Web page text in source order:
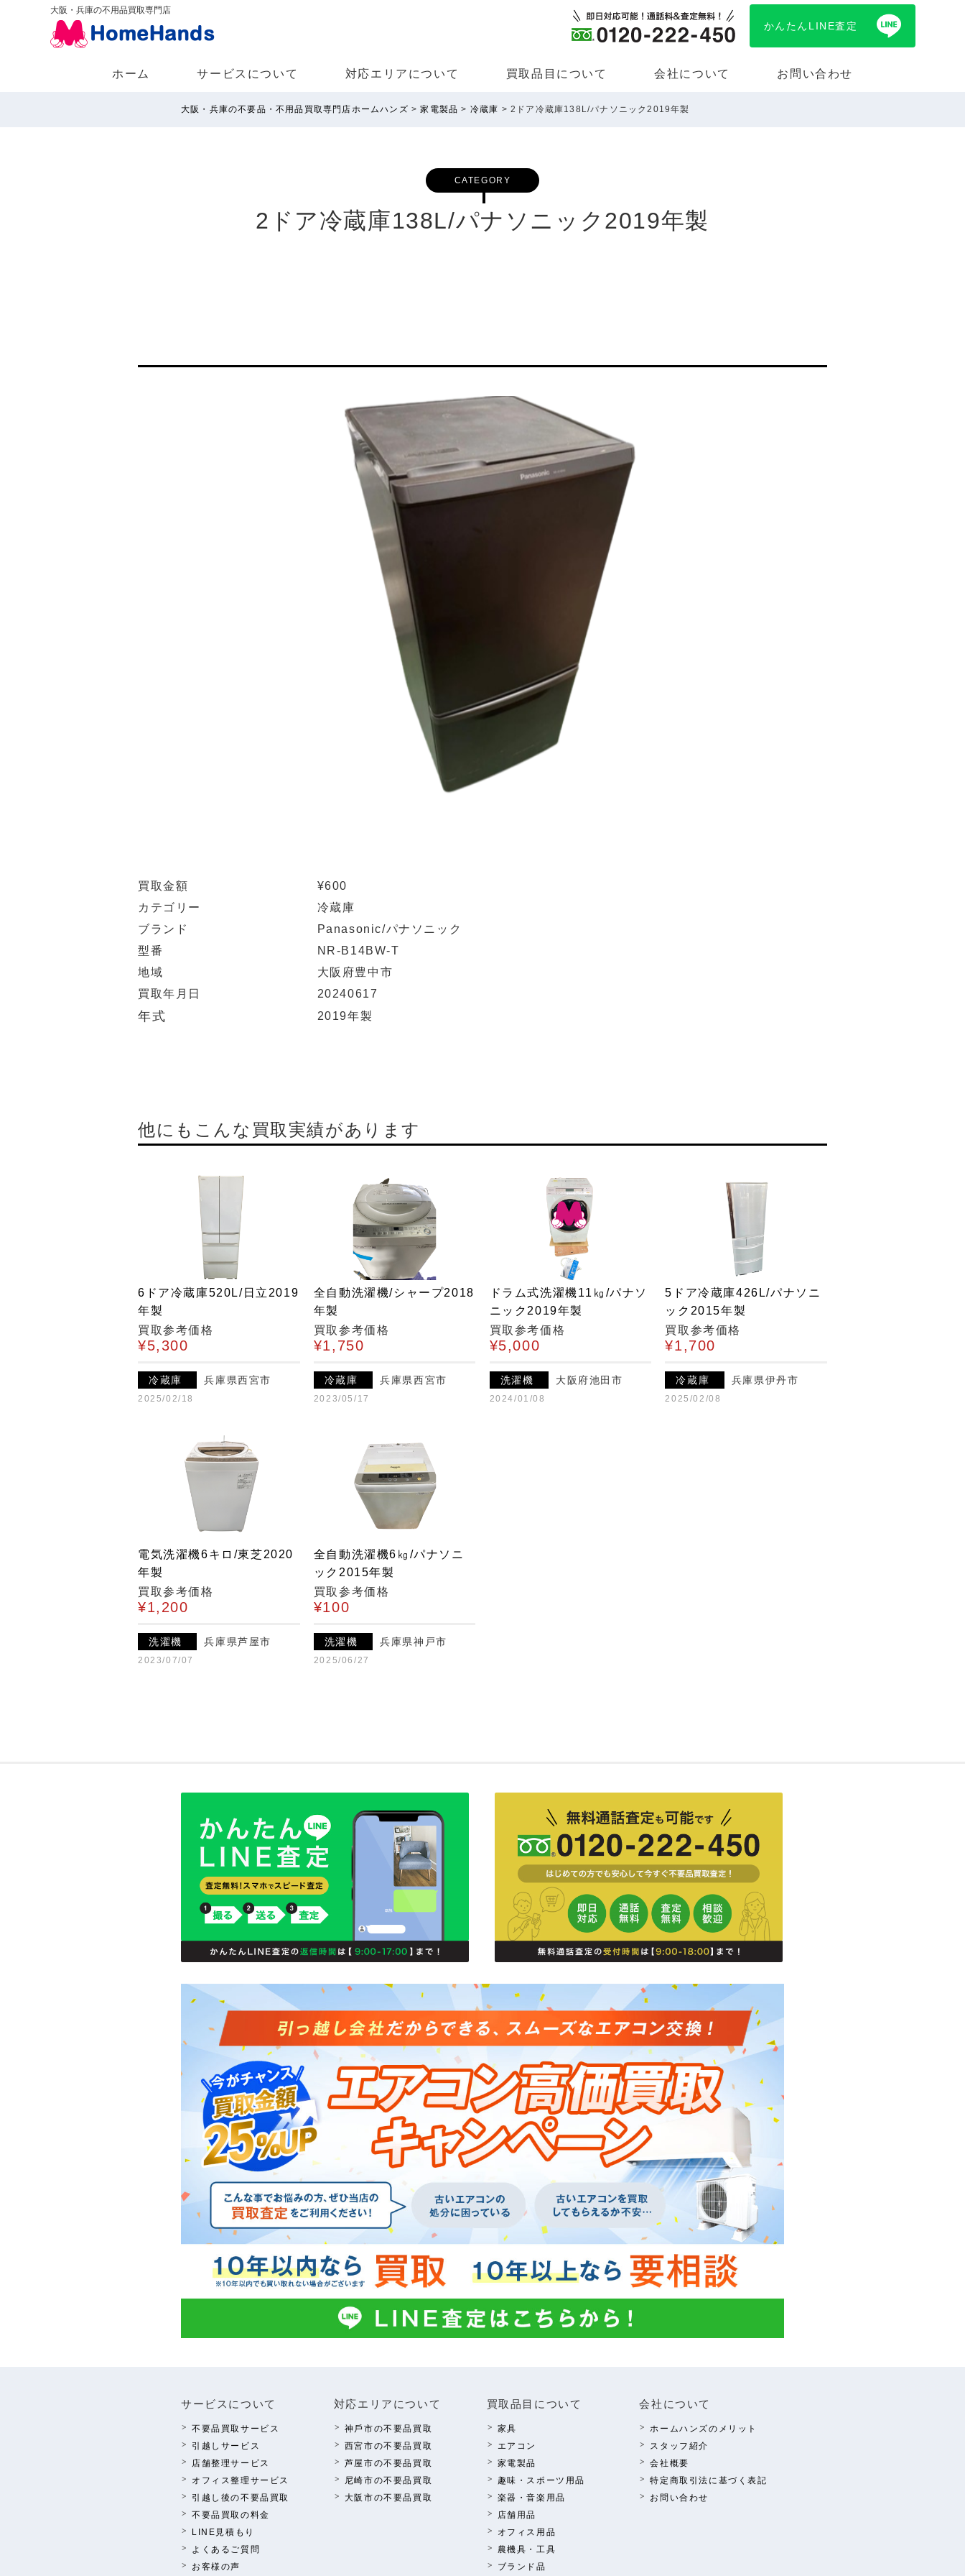
大阪・兵庫の不用品買取専門店
かんたんLINE査定
ホーム サービスについて 対応エリアについて 買取品⽬について 会社について お問い合わせ
大阪・兵庫の不要品・不用品買取専門店ホームハンズ >家電製品 > 冷蔵庫 >2ドア冷蔵庫138L/パナソニック2019年製
CATEGORY
2ドア冷蔵庫138L/パナソニック2019年製
買取金額
¥600
カテゴリー
冷蔵庫
ブランド
Panasonic/パナソニック
型番
NR-B14BW-T
地域
大阪府豊中市
買取年月日
20240617
年式 2019年製
他にもこんな買取実績があります
6ドア冷蔵庫520L/日立2019
年製
買取参考価格
¥5,300
冷蔵庫 兵庫県西宮市
2025/02/18
全自動洗濯機/シャープ2018
年製
買取参考価格
¥1,750
冷蔵庫 兵庫県西宮市
2023/05/17
ドラム式洗濯機11㎏/パナソ
ニック2019年製
買取参考価格
¥5,000
洗濯機 大阪府池田市
2024/01/08
5ドア冷蔵庫426L/パナソニ
ック2015年製
買取参考価格
¥1,700
冷蔵庫 兵庫県伊丹市
2025/02/08
電気洗濯機6キロ/東芝2020
年製
買取参考価格
¥1,200
洗濯機 兵庫県芦屋市
2023/07/07
全自動洗濯機6㎏/パナソニ
ック2015年製
買取参考価格
¥100
洗濯機 兵庫県神戸市
2025/06/27
サービスについて
不要品買取サービス
引越しサービス
店舗整理サービス
オフィス整理サービス
引越し後の不要品買取
不要品買取の料⾦
LINE⾒積もり
よくあるご質問
お客様の声
対応エリアについて
神⼾市の不要品買取
西宮市の不要品買取
芦屋市の不要品買取
尼崎市の不要品買取
⼤阪市の不要品買取
買取品⽬について
家具
エアコン
家電製品
趣味・スポーツ⽤品
楽器・⾳楽⽤品
店舗⽤品
オフィス⽤品
農機具・⼯具
ブランド品
会社について
ホームハンズのメリット
スタッフ紹介
会社概要
特定商取引法に基づく表記
お問い合わせ